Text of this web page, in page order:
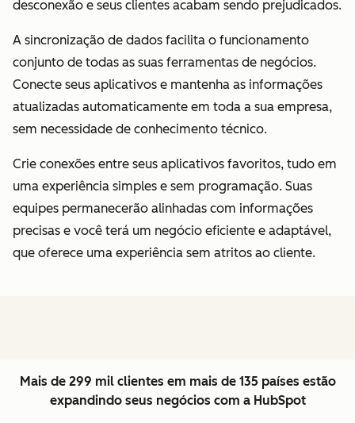
desconexão e seus clientes acabam sendo prejudicados.
A sincronização de dados facilita o funcionamento
conjunto de todas as suas ferramentas de negócios.
Conecte seus aplicativos e mantenha as informações
atualizadas automaticamente em toda a sua empresa,
sem necessidade de conhecimento técnico.
Crie conexões entre seus aplicativos favoritos, tudo em
uma experiência simples e sem programação. Suas
equipes permanecerão alinhadas com informações
precisas e você terá um negócio eficiente e adaptável,
que oferece uma experiência sem atritos ao cliente.
Mais de 299 mil clientes em mais de 135 países estão
expandindo seus negócios com a HubSpot